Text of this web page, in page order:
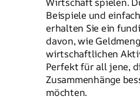
Wirtschaft spielen.
Beispiele und
erhalten Sie ein
davon, wie
wirtschaftlichen
Perfekt für all jene,
Zusammenhänge
möchten.